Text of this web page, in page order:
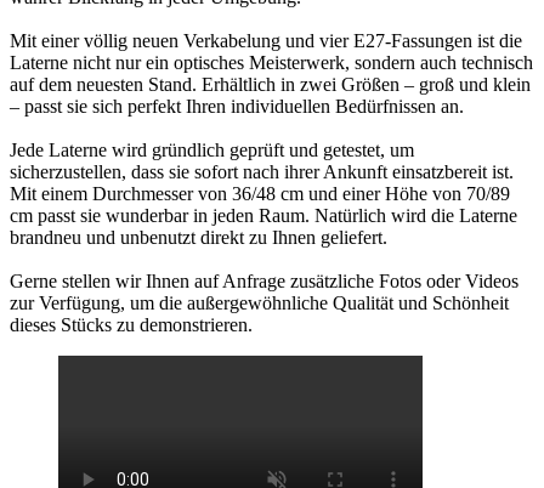
Mit einer völlig neuen Verkabelung und vier E27-Fassungen ist die
Laterne nicht nur ein optisches Meisterwerk, sondern auch technisch
auf dem neuesten Stand. Erhältlich in zwei Größen – groß und klein
– passt sie sich perfekt Ihren individuellen Bedürfnissen an.
Jede Laterne wird gründlich geprüft und getestet, um
sicherzustellen, dass sie sofort nach ihrer Ankunft einsatzbereit ist.
Mit einem Durchmesser von 36/48 cm und einer Höhe von 70/89
cm passt sie wunderbar in jeden Raum. Natürlich wird die Laterne
brandneu und unbenutzt direkt zu Ihnen geliefert.
Gerne stellen wir Ihnen auf Anfrage zusätzliche Fotos oder Videos
zur Verfügung, um die außergewöhnliche Qualität und Schönheit
dieses Stücks zu demonstrieren.